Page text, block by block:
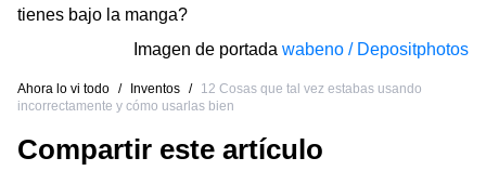
tienes bajo la manga?
Imagen de portada wabeno / Depositphotos
Ahora lo vi todo / Inventos /
12 Cosas que tal vez estabas usando
incorrectamente y cómo usarlas bien
Compartir este artículo